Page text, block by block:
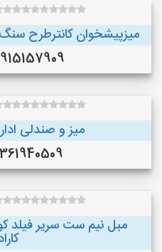
میزپیشخوان کانترطرح سنگMDF هایگلس لوازم مطب
09915157909
میز و صندلی
09361940509
مبل نیم ست سریر فیلد